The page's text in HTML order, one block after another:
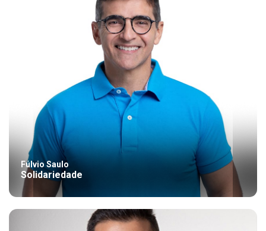
Fúlvio Saulo
Solidariedade